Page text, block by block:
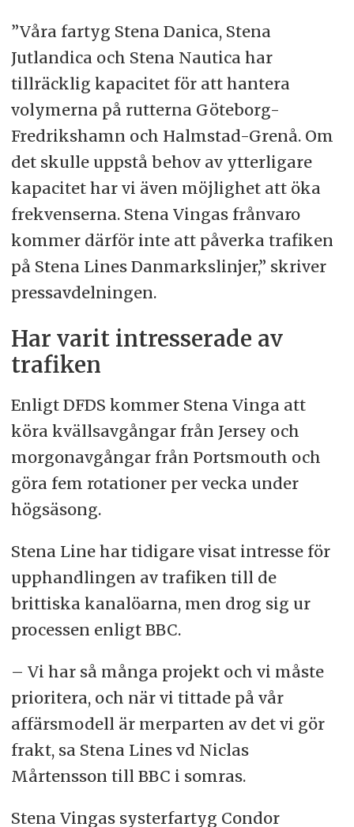
”Våra fartyg Stena Danica, Stena
Jutlandica och Stena Nautica har
tillräcklig kapacitet för att hantera
volymerna på rutterna Göteborg-
Fredrikshamn och Halmstad-Grenå. Om
det skulle uppstå behov av ytterligare
kapacitet har vi även möjlighet att öka
frekvenserna. Stena Vingas frånvaro
kommer därför inte att påverka trafiken
på Stena Lines Danmarkslinjer,” skriver
pressavdelningen.
Har varit intresserade av
trafiken
Enligt DFDS kommer Stena Vinga att
köra kvällsavgångar från Jersey och
morgonavgångar från Portsmouth och
göra fem rotationer per vecka under
högsäsong.
Stena Line har tidigare visat intresse för
upphandlingen av trafiken till de
brittiska kanalöarna, men drog sig ur
processen enligt BBC.
– Vi har så många projekt och vi måste
prioritera, och när vi tittade på vår
affärsmodell är merparten av det vi gör
frakt, sa Stena Lines vd Niclas
Mårtensson till BBC i somras.
Stena Vingas systerfartyg Condor